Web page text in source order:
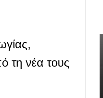
τη νέα τους